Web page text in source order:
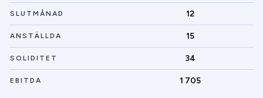
SLUTMÅNAD 12
ANSTÄLLDA 15
SOLIDITET 34
EBITDA 1 705